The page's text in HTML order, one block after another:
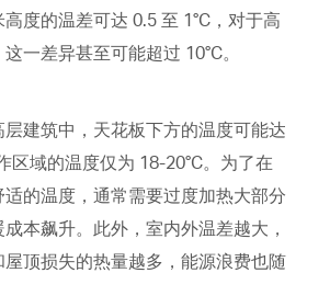
度的温差可达 0.5 至 1°C，对于高
一差异甚至可能超过 10°C。
建筑中，天花板下方的温度可能达
区域的温度仅为 18-20°C。为了在
的温度，通常需要过度加热大部分
本飙升。此外，室内外温差越大，
顶损失的热量越多，能源浪费也随